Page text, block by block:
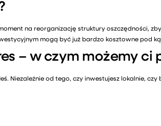
na reorganizację struktury oszczędności,
mogą być już bardzo kosztowne pod
– w czym możemy ci
Niezależnie od tego, czy inwestujesz lokalnie,